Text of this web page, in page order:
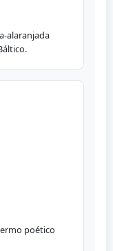
alaranjada
poético